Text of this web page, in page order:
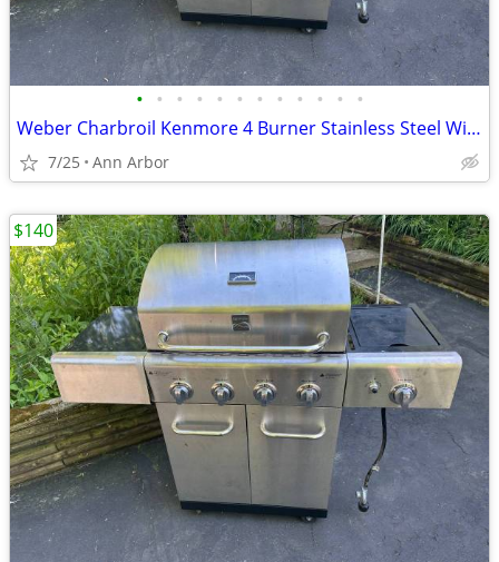
• • • • • • • • • • • •
Weber Charbroil Kenmore 4 Burner Stainless Steel With Side Burner
7/25 Ann Arbor
$140